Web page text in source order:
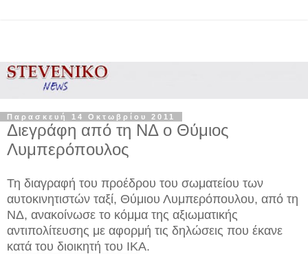
Παρασκευή 14 Οκτωβρίου 2011
Διεγράφη από τη ΝΔ ο Θύμιος
Λυμπερόπουλος
Τη διαγραφή του προέδρου του σωματείου των
αυτοκινητιστών ταξί, Θύμιου Λυμπερόπουλου, από τη
ΝΔ, ανακοίνωσε το κόμμα της αξιωματικής
αντιπολίτευσης με αφορμή τις δηλώσεις που έκανε
κατά του διοικητή του ΙΚΑ.